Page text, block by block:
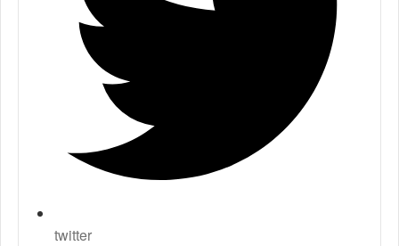
twitter